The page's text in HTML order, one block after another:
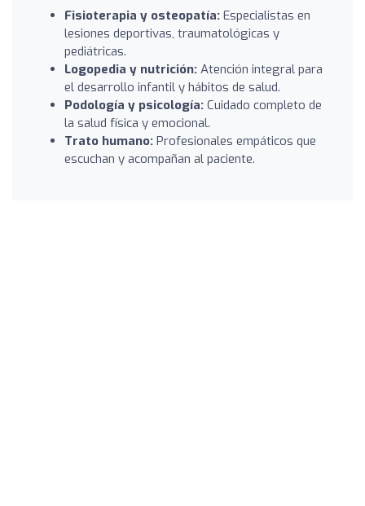
Fisioterapia y osteopatía: Especialistas en
lesiones deportivas, traumatológicas y
pediátricas.
Logopedia y nutrición: Atención integral para
el desarrollo infantil y hábitos de salud.
Podología y psicología: Cuidado completo de
la salud física y emocional.
Trato humano: Profesionales empáticos que
escuchan y acompañan al paciente.